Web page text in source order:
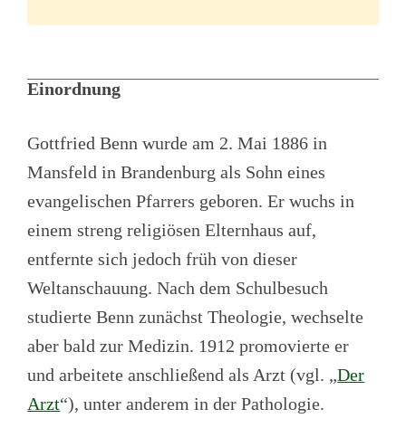
Einordnung
Gottfried Benn wurde am 2. Mai 1886 in
Mansfeld in Brandenburg als Sohn eines
evangelischen Pfarrers geboren. Er wuchs in
einem streng religiösen Elternhaus auf,
entfernte sich jedoch früh von dieser
Weltanschauung. Nach dem Schulbesuch
studierte Benn zunächst Theologie, wechselte
aber bald zur Medizin. 1912 promovierte er
und arbeitete anschließend als Arzt (vgl. „Der
Arzt“), unter anderem in der Pathologie.